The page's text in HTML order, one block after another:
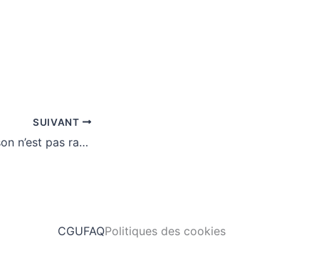
SUIVANT
Pourquoi ma maison n’est pas raccordable sans travaux ?
CGUFAQPolitiques des cookies